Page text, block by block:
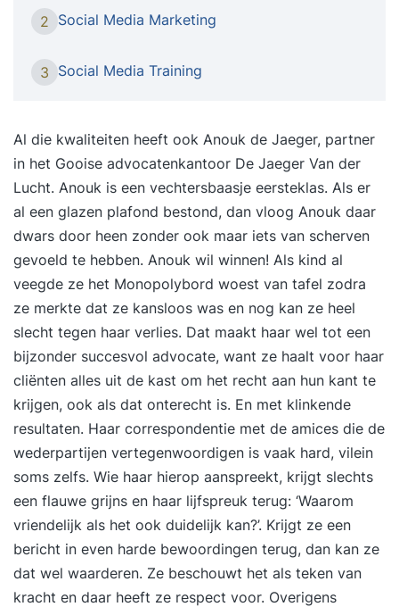
cursus Arbeidsrecht en Sociale Zekerheid, maar
wist je dat de PDL-module Arbeidsrecht en
volwaardige PDL-opleiding salarisadministratie
arbeidsrecht en de sociale wetgeving kennen en
correct toepassen is cruciaal voor een
salarisadministrateur. In deze module behandelen
we alles van cao’s tot de WAZO-regeling, zodat je
volledig voorbereid bent op de praktijk.
Exclusieve actie Wie zich nu inschrijft voor de
PDL-opleiding krijgt gratis toegang tot ons
jaarlijkse online Actualiteiten Event ter waarde
van 519 euro. Tijdens dit event in
november/december bespreekt een
gerenommeerde trainer de belangrijkste
wijzigingen in wet- en regelgeving voor 2026. Zo
ga jij perfect voorbereid het nieuwe jaar in! Extra
voordelen bij inschrijving Gratis abonnement op
2Xplain Kennisbank PRO Premium Gratis
deelname aan relevante webinars Inhoud van de
module Blok 1: Inleiding / De
arbeidsovereenkomst Blok 2: Einde van de
arbeidsovereenkomst Blok 3: Cao, WAZO,
medezeggenschap en... meer op onze website
2 Social Media Marketing
3 Social Media Training
Al die kwaliteiten heeft ook Anouk de Jaeger, partner
in het Gooise advocatenkantoor De Jaeger Van der
Lucht. Anouk is een vechtersbaasje eersteklas. Als er
al een glazen plafond bestond, dan vloog Anouk daar
dwars door heen zonder ook maar iets van scherven
gevoeld te hebben. Anouk wil winnen! Als kind al
veegde ze het Monopolybord woest van tafel zodra
ze merkte dat ze kansloos was en nog kan ze heel
slecht tegen haar verlies. Dat maakt haar wel tot een
bijzonder succesvol advocate, want ze haalt voor haar
cliënten alles uit de kast om het recht aan hun kant te
krijgen, ook als dat onterecht is. En met klinkende
resultaten. Haar correspondentie met de amices die de
wederpartijen vertegenwoordigen is vaak hard, vilein
soms zelfs. Wie haar hierop aanspreekt, krijgt slechts
een flauwe grijns en haar lijfspreuk terug: ‘Waarom
vriendelijk als het ook duidelijk kan?’. Krijgt ze een
bericht in even harde bewoordingen terug, dan kan ze
dat wel waarderen. Ze beschouwt het als teken van
kracht en daar heeft ze respect voor. Overigens